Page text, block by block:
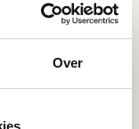
Over
de liefde voor
het nieuws
ze nu behoefte
willen zijn